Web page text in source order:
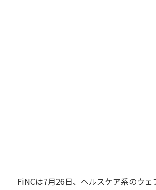
FiNCは7月26日、ヘルスケア系のウェ